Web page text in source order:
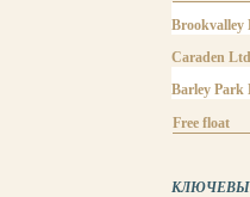
Brookvalley
Caraden Ltd
Barley Park
Free float